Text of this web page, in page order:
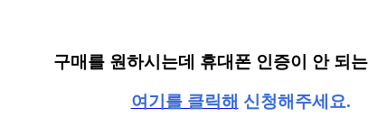
구매를 원하시는데 휴대폰 인증이 안 되
여기를 클릭해 신청해주세요.